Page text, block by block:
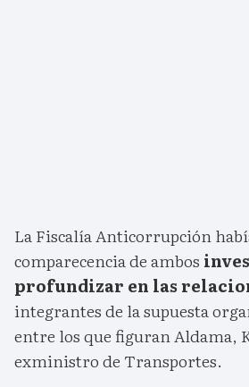
La Fiscalía Anticorrupción
comparecencia de ambos
profundizar en las
integrantes de la supuesta
entre los que figuran Aldama,
exministro de Transportes.